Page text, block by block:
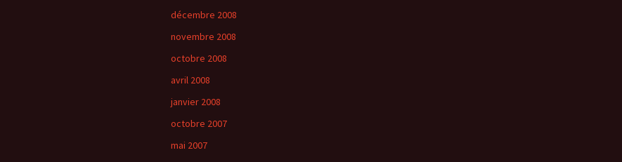
décembre 2008
novembre 2008
octobre 2008
avril 2008
janvier 2008
octobre 2007
mai 2007